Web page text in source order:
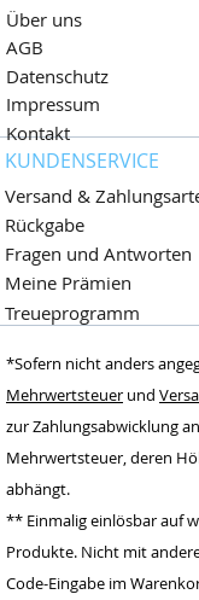
Über uns
AGB
Datenschutz
Impressum
Kontakt
*Sofern nicht anders
Mehrwertsteuer und
zur Zahlungsabwicklung
Mehrwertsteuer, deren
abhängt.
** Einmalig einlösbar auf
Produkte. Nicht mit
Code-Eingabe im
KUNDENSERVICE
Versand &
Rückgabe
Fragen und Antworten
Meine Prämien
Treueprogramm